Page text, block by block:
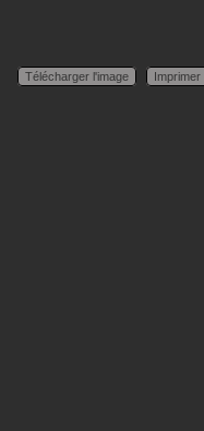
Télécharger l'image Imprimer